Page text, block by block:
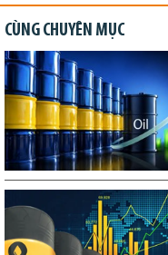
CÙNG CHUYÊN MỤC